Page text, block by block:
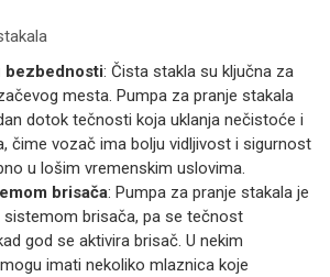
bezbednosti: Čista stakla su ključna za
mesta. Pumpa za pranje stakala
dotok tečnosti koja uklanja nečistoće i
čime vozač ima bolju vidljivost i sigurnost
u lošim vremenskim uslovima.
brisača: Pumpa za pranje stakala je
brisača, pa se tečnost
god se aktivira brisač. U nekim
imati nekoliko mlaznica koje